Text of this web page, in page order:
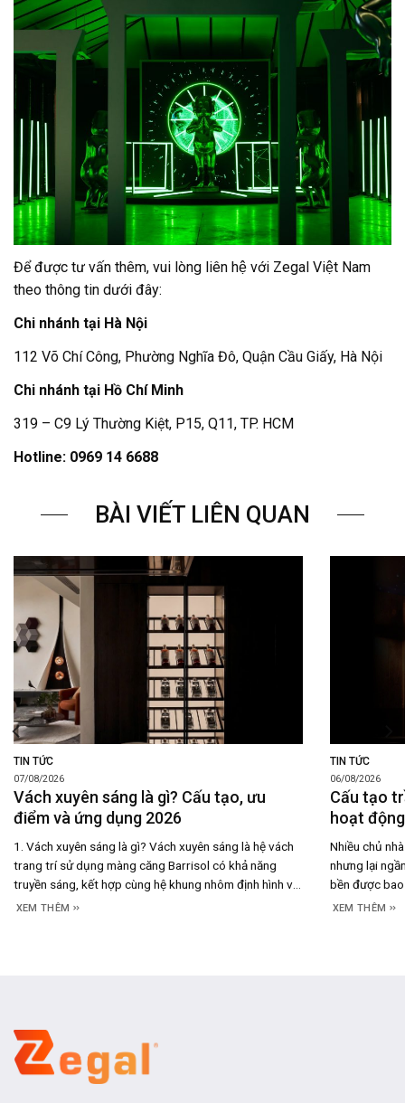
Để được tư vấn thêm, vui lòng liên hệ với Zegal Việt Nam
theo thông tin dưới đây:
Chi nhánh tại Hà Nội
112 Võ Chí Công, Phường Nghĩa Đô, Quận Cầu Giấy, Hà Nội
Chi nhánh tại Hồ Chí Minh
319 – C9 Lý Thường Kiệt, P15, Q11, TP. HCM
Hotline: 0969 14 6688
BÀI VIẾT LIÊN QUAN
TIN TỨC
07/08/2026
Vách xuyên sáng là gì? Cấu tạo, ưu
điểm và ứng dụng 2026
1. Vách xuyên sáng là gì? Vách xuyên sáng là hệ vách
trang trí sử dụng màng căng Barrisol có khả năng
truyền sáng, kết hợp cùng hệ khung nhôm định hình và
đèn LED đặt phía sau để tạo nên bề mặt phát sáng
XEM THÊM
TIN TỨC
06/08/2026
Cấu tạo
hoạt
Nhiều chủ
nhưng lại
bền được
thực tế, câu
XEM THÊM